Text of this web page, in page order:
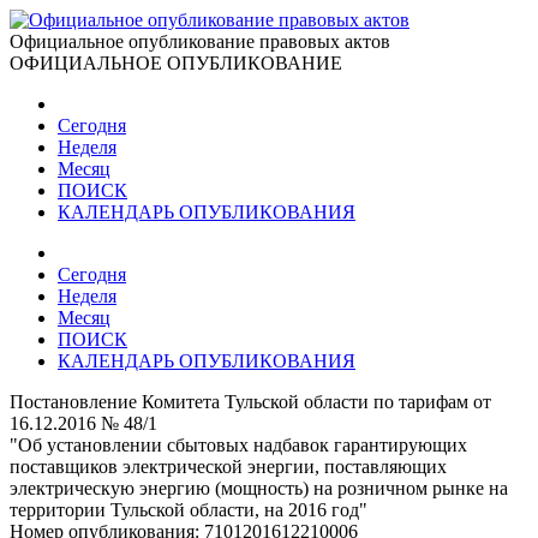
Официальное опубликование правовых актов
ОФИЦИАЛЬНОЕ ОПУБЛИКОВАНИЕ
Сегодня
Неделя
Месяц
ПОИСК
КАЛЕНДАРЬ ОПУБЛИКОВАНИЯ
Сегодня
Неделя
Месяц
ПОИСК
КАЛЕНДАРЬ ОПУБЛИКОВАНИЯ
Постановление Комитета Тульской области по тарифам от
16.12.2016 № 48/1
"Об установлении сбытовых надбавок гарантирующих
поставщиков электрической энергии, поставляющих
электрическую энергию (мощность) на розничном рынке на
территории Тульской области, на 2016 год"
Номер опубликования: 7101201612210006